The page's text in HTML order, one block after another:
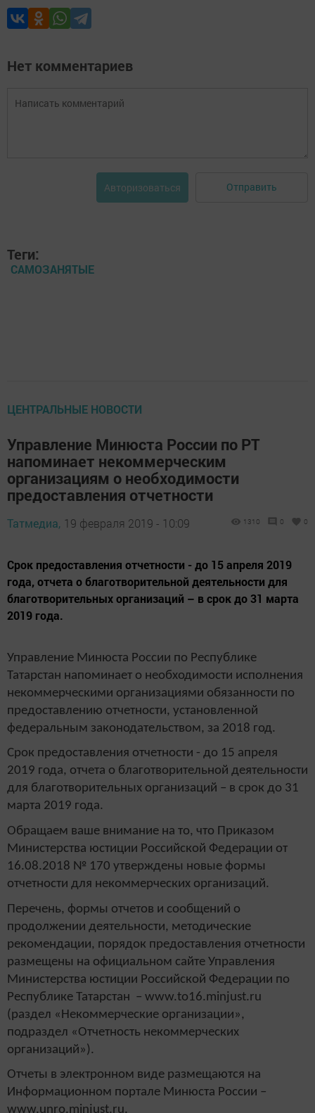
Нет комментариев
Авторизоваться Отправить
Теги:
САМОЗАНЯТЫЕ
ЦЕНТРАЛЬНЫЕ НОВОСТИ
Управление Минюста России по РТ
напоминает некоммерческим
организациям о необходимости
предоставления отчетности
Татмедиа, 19 февраля 2019 - 10:09 1310 0 0
Срок предоставления отчетности - до 15 апреля 2019
года, отчета о благотворительной деятельности для
благотворительных организаций – в срок до 31 марта
2019 года.
Управление Минюста России по Республике
Татарстан напоминает о необходимости исполнения
некоммерческими организациями обязанности по
предоставлению отчетности, установленной
федеральным законодательством, за 2018 год.
Срок предоставления отчетности - до 15 апреля
2019 года, отчета о благотворительной деятельности
для благотворительных организаций – в срок до 31
марта 2019 года.
Обращаем ваше внимание на то, что Приказом
Министерства юстиции Российской Федерации от
16.08.2018 № 170 утверждены новые формы
отчетности для некоммерческих организаций.
Перечень, формы отчетов и сообщений о
продолжении деятельности, методические
рекомендации, порядок предоставления отчетности
размещены на официальном сайте Управления
Министерства юстиции Российской Федерации по
Республике Татарстан – www.to16.minjust.ru
(раздел «Некоммерческие организации»,
подраздел «Отчетность некоммерческих
организаций»).
Отчеты в электронном виде размещаются на
Информационном портале Минюста России –
www.unro.minjust.ru.